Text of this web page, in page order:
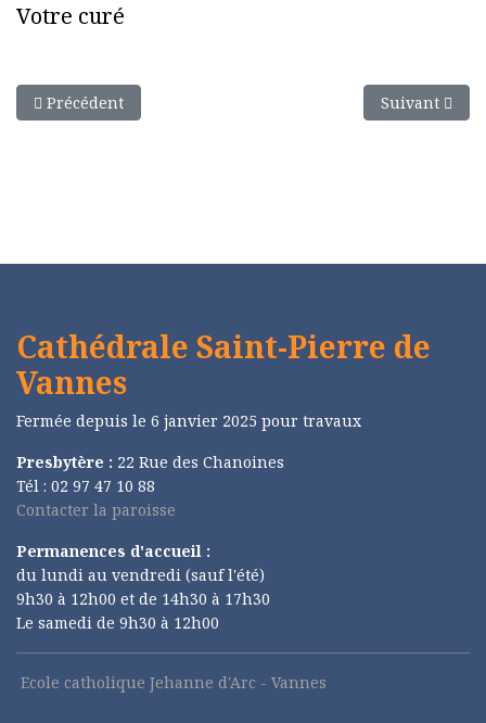
Votre curé
Article précédent : Edito de l'été
Précédent Article
Suivant
Cathédrale Saint-Pierre de
Vannes
Fermée depuis le 6 janvier 2025 pour travaux
Presbytère : 22 Rue des Chanoines
Tél : 02 97 47 10 88
Contacter la paroisse
Permanences d'accueil :
du lundi au vendredi (sauf l'été)
9h30 à 12h00 et de 14h30 à 17h30
Le samedi de 9h30 à 12h00
Ecole catholique Jehanne d'Arc - Vannes